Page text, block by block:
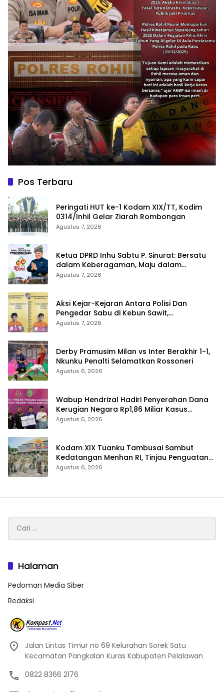
Pos Terbaru
Peringati HUT ke-1 Kodam XIX/TT, Kodim
0314/Inhil Gelar Ziarah Rombongan
Agustus 7, 2026
Ketua DPRD Inhu Sabtu P. Sinurat: Bersatu
dalam Keberagaman, Maju dalam
Pembangunan di HUT ke-69 Provinsi Riau
Agustus 7, 2026
Aksi Kejar-Kejaran Antara Polisi Dan
Pengedar Sabu di Kebun Sawit,
Satresnarkoba Polres Inhu Ringkus Dua
Agustus 7, 2026
Derby Pramusim Milan vs Inter Berakhir 1-1,
Nkunku Penalti Selamatkan Rossoneri
Agustus 6, 2026
Wabup Hendrizal Hadiri Penyerahan Dana
Kerugian Negara Rp1,86 Miliar Kasus
Korupsi BPR Indra Arta
Agustus 6, 2026
Kodam XIX Tuanku Tambusai Sambut
Kedatangan Menhan RI, Tinjau Penguatan
Yonif TP di Bengkalis dan Kampar
Agustus 6, 2026
untuk:
Halaman
Pedoman Media Siber
Redaksi
Jalan Lintas Timur no 69 Kelurahan Sorek Satu
Kecamatan Pangkalan Kuras Kabupaten Pelalawan
0822 8366 2176